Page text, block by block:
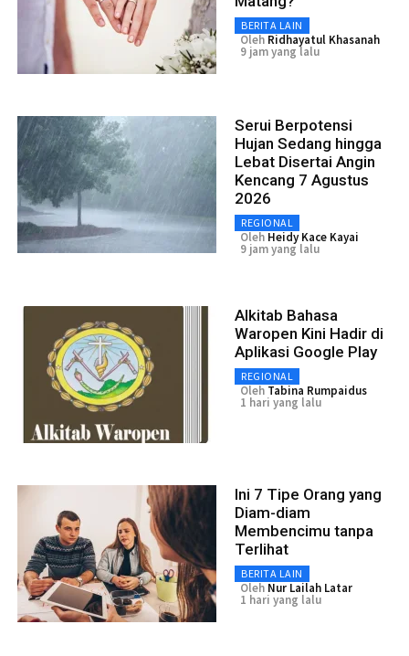
BERITA LAIN
Oleh Ridhayatul Khasanah
9 jam yang lalu
Serui Berpotensi
Hujan Sedang hingga
Lebat Disertai Angin
Kencang 7 Agustus
2026
REGIONAL
Oleh Heidy Kace Kayai
9 jam yang lalu
Alkitab Bahasa
Waropen Kini Hadir di
Aplikasi Google Play
REGIONAL
Oleh Tabina Rumpaidus
1 hari yang lalu
Ini 7 Tipe Orang yang
Diam-diam
Membencimu tanpa
Terlihat
BERITA LAIN
Oleh Nur Lailah Latar
1 hari yang lalu